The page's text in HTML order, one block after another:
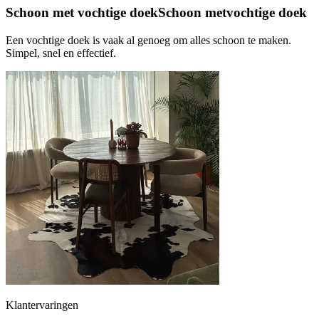
Schoon met vochtige doekSchoon metvochtige doek
Een vochtige doek is vaak al genoeg om alles schoon te maken.
Simpel, snel en effectief.
Klantervaringen